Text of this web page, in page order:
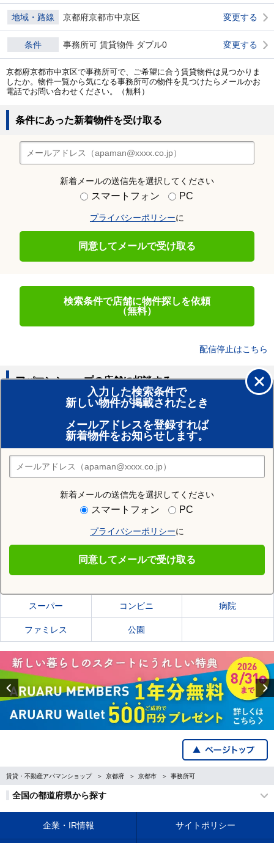
地域・路線 京都府京都市中京区 変更する
条件 事務所可 賃貸物件 ダブル0 変更する
京都府京都市中京区で事務所可で、ご希望に合う賃貸物件は見つかりま
したか。物件一覧から気になる事務所可の物件を見つけたらメールかお
電話でお問い合わせください。（無料）
条件にあった新着物件を受け取る
新着メールの送信先を選択してください
スマートフォン PC
プライバシーポリシーに
同意してメールで受け取る
検索条件で店舗に物件探しを依頼
（無料）
配信停止はこちら
入力した検索条件で
新しい物件が掲載されたとき
メールアドレスを登録すれば
新着物件をお知らせします。
新着メールの送信先を選択してください
スマートフォン PC
プライバシーポリシーに
同意してメールで受け取る
アパマンショップの店舗に相談する
賃貸のプロがお部屋探し！
おまかせ物件リクエスト
住みたい街の店舗を探す
店舗検索
住む街研究所で京都市中京区の情報を見る
京都市中京区の施設一覧
スーパー コンビニ 病院
ファミレス 公園
Previous
賃貸・不動産アパマンショップ 京都府 京都市 事務所可
全国の都道府県から探す
企業・IR情報 サイトポリシー